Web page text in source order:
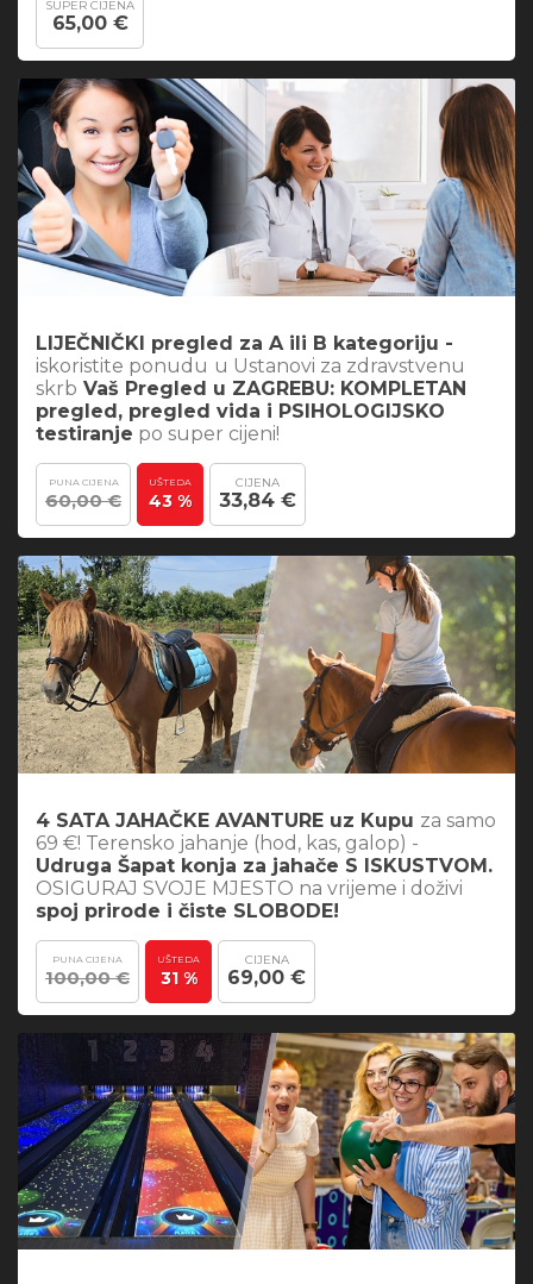
SUPER CIJENA
65,00 €
LIJEČNIČKI pregled za A ili B kategoriju -
iskoristite ponudu u Ustanovi za zdravstvenu
skrb Vaš Pregled u ZAGREBU: KOMPLETAN
pregled, pregled vida i PSIHOLOGIJSKO
testiranje po super cijeni!
PUNA CIJENA
60,00 €
UŠTEDA
43 %
CIJENA
33,84 €
4 SATA JAHAČKE AVANTURE uz Kupu za samo
69 €! Terensko jahanje (hod, kas, galop) -
Udruga Šapat konja za jahače S ISKUSTVOM.
OSIGURAJ SVOJE MJESTO na vrijeme i doživi
spoj prirode i čiste SLOBODE!
PUNA CIJENA
100,00 €
UŠTEDA
31 %
CIJENA
69,00 €